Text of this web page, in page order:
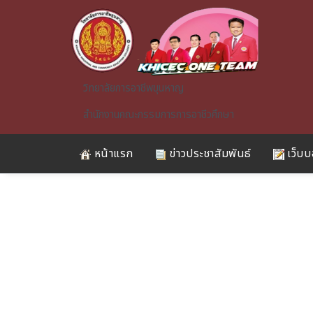
Skip to main content
วิทยาลัยการอาชีพขุนหาญ
สำนักงานคณะกรรมการการอาชีวศึกษา
หน้าแรก ข่าวประชาสัมพันธ์ เว็บ